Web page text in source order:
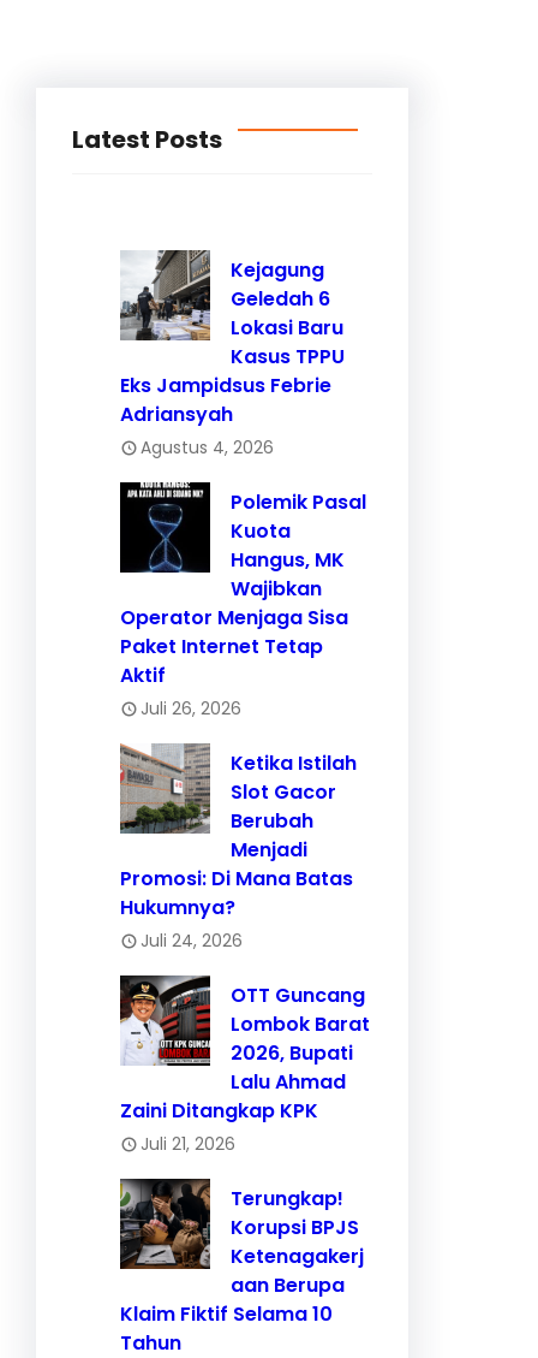
Latest Posts
Kejagung
Geledah 6
Lokasi Baru
Kasus TPPU
Eks Jampidsus Febrie
Adriansyah
Agustus 4, 2026
Polemik Pasal
Kuota
Hangus, MK
Wajibkan
Operator Menjaga Sisa
Paket Internet Tetap
Aktif
Juli 26, 2026
Ketika Istilah
Slot Gacor
Berubah
Menjadi
Promosi: Di Mana Batas
Hukumnya?
Juli 24, 2026
OTT Guncang
Lombok Barat
2026, Bupati
Lalu Ahmad
Zaini Ditangkap KPK
Juli 21, 2026
Terungkap!
Korupsi BPJS
Ketenagakerj
aan Berupa
Klaim Fiktif Selama 10
Tahun